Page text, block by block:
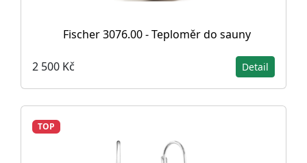
Fischer 3076.00 - Teploměr do sauny
2 500 Kč Detail
TOP